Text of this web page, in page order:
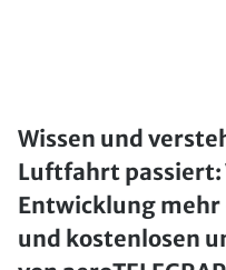
Wissen und
Luftfahrt passiert:
Entwicklung
und kostenlosen